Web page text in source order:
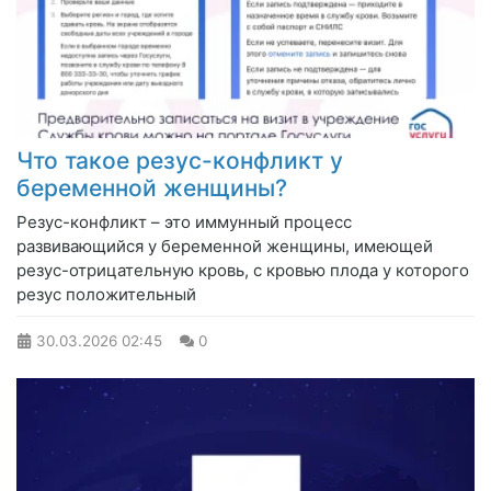
Что такое резус-конфликт у
беременной женщины?
Резус-конфликт – это иммунный процесс
развивающийся у беременной женщины, имеющей
резус-отрицательную кровь, с кровью плода у которого
резус положительный
30.03.2026 02:45 0